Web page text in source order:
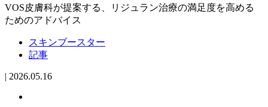
VOS皮膚科が提案する、リジュラン治療の満足度を高める
ためのアドバイス
スキンブースター
記事
| 2026.05.16